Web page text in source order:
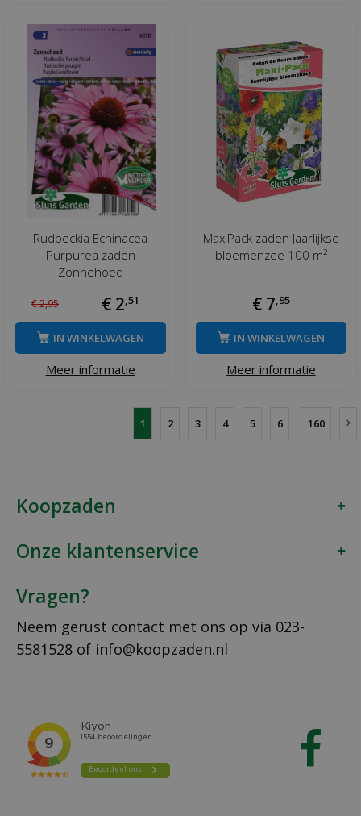
Rudbeckia Echinacea
Purpurea zaden
Zonnehoed
€2,95 € 2 51
Meer informatie
IN WINKELWAGEN
MaxiPack zaden Jaarlijkse
bloemenzee 100 m²
€ 7 95
Meer informatie
IN WINKELWAGEN
1 2 3 4 5 6 160
Koopzaden
Onze klantenservice
Vragen?
Neem gerust contact met ons op via 023-
5581528 of info@koopzaden.nl